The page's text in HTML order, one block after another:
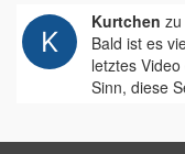
Kurtchen zu
Bald ist es
letztes
Sinn, diese